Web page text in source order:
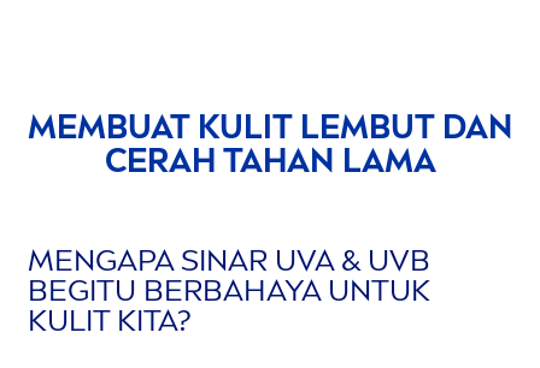
MEMBUAT KULIT LEMBUT DAN
CERAH TAHAN LAMA
MENGAPA SINAR UVA & UVB
BEGITU BERBAHAYA UNTUK
KULIT KITA?